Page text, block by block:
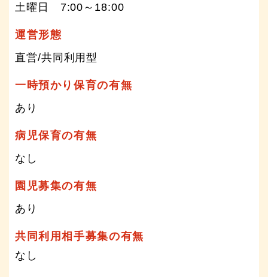
土曜日 7:00～18:00
運営形態
直営/共同利用型
一時預かり保育の有無
あり
病児保育の有無
なし
園児募集の有無
あり
共同利用相手募集の有無
なし